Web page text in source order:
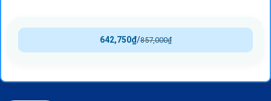
857,000₫
/
642,750₫